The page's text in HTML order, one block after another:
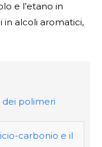
e l’etano in
in alcoli aromatici,
dei polimeri
carbonio e il